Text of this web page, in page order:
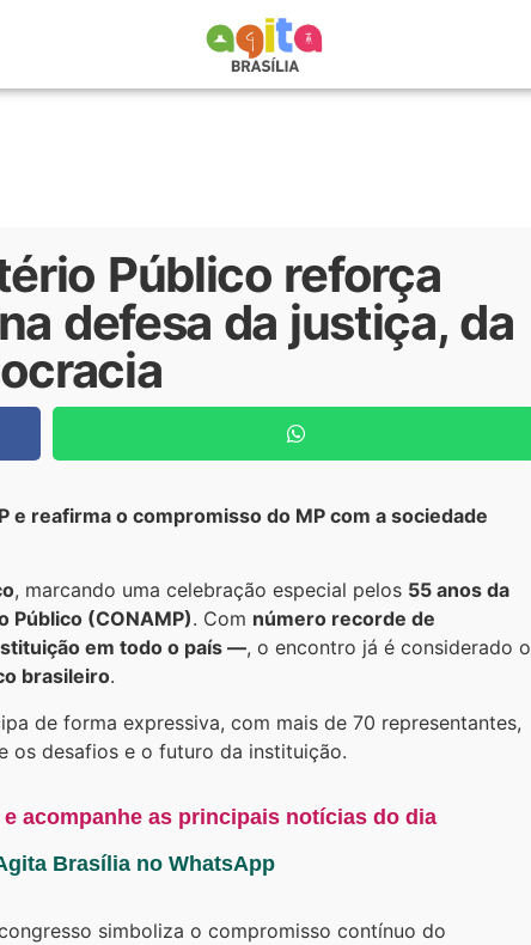
Público reforça
defesa da justiça, da
e reafirma o compromisso do MP com a sociedade
, marcando uma celebração especial pelos 55 anos da
Público (CONAMP). Com número recorde de
em todo o país —, o encontro já é considerado o
brasileiro.
de forma expressiva, com mais de 70 representantes,
os desafios e o futuro da instituição.
acompanhe as principais notícias do dia
Brasília no WhatsApp
simboliza o compromisso contínuo do